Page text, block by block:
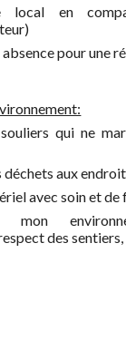
en
absence pour une
qui ne
déchets aux
avec soin et de
des